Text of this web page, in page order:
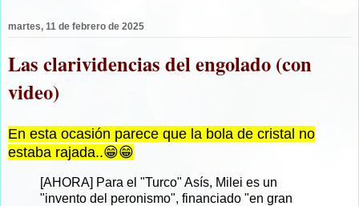
martes, 11 de febrero de 2025
Las clarividencias del engolado (con
video)
En esta ocasión parece que la bola de cristal no
estaba rajada..😁😁
[AHORA] Para el "Turco" Asís, Milei es un
"invento del peronismo", financiado "en gran